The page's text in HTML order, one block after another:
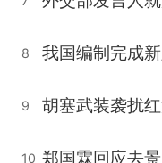
8 我国编制完成
9 胡塞武装袭扰
10